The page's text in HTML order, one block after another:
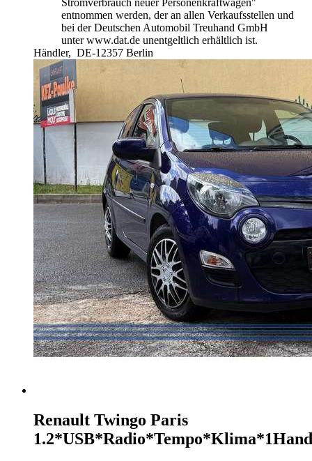
entnommen werden, der an allen Verkaufsstellen und
bei der Deutschen Automobil Treuhand GmbH
unter www.dat.de unentgeltlich erhältlich ist.
Händler, DE-12357 Berlin
Renault Twingo Paris